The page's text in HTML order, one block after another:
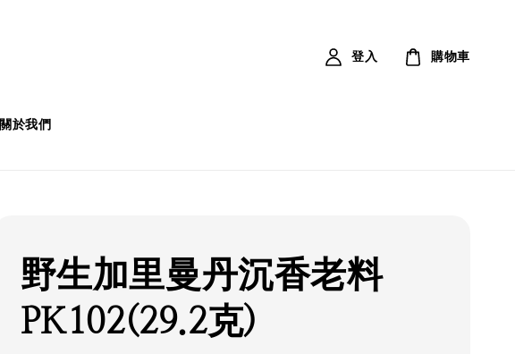
關於我們
登入 購物車
野生加里曼丹沉香老料
PK102(29.2克)